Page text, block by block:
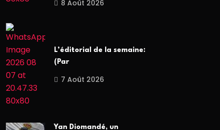
8 Août 2026
L’éditorial de la semaine:
(Par
7 Août 2026
Yan Diomandé, un